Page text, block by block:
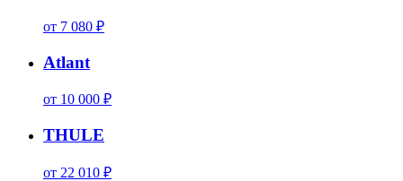
от 7 080 ₽
Atlant
от 10 000 ₽
THULE
от 22 010 ₽